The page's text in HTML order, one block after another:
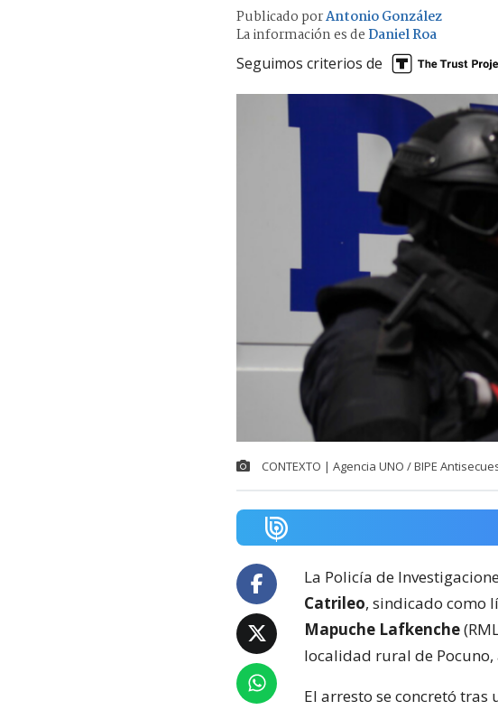
Publicado porAntonio González
La información es de Daniel Roa
Seguimos criterios de
CONTEXTO | Agencia UNO / BIPE
La Policía de
Catrileo, sindicado como
Mapuche Lafkenche
localidad rural de Pocuno,
El arresto se concretó tras